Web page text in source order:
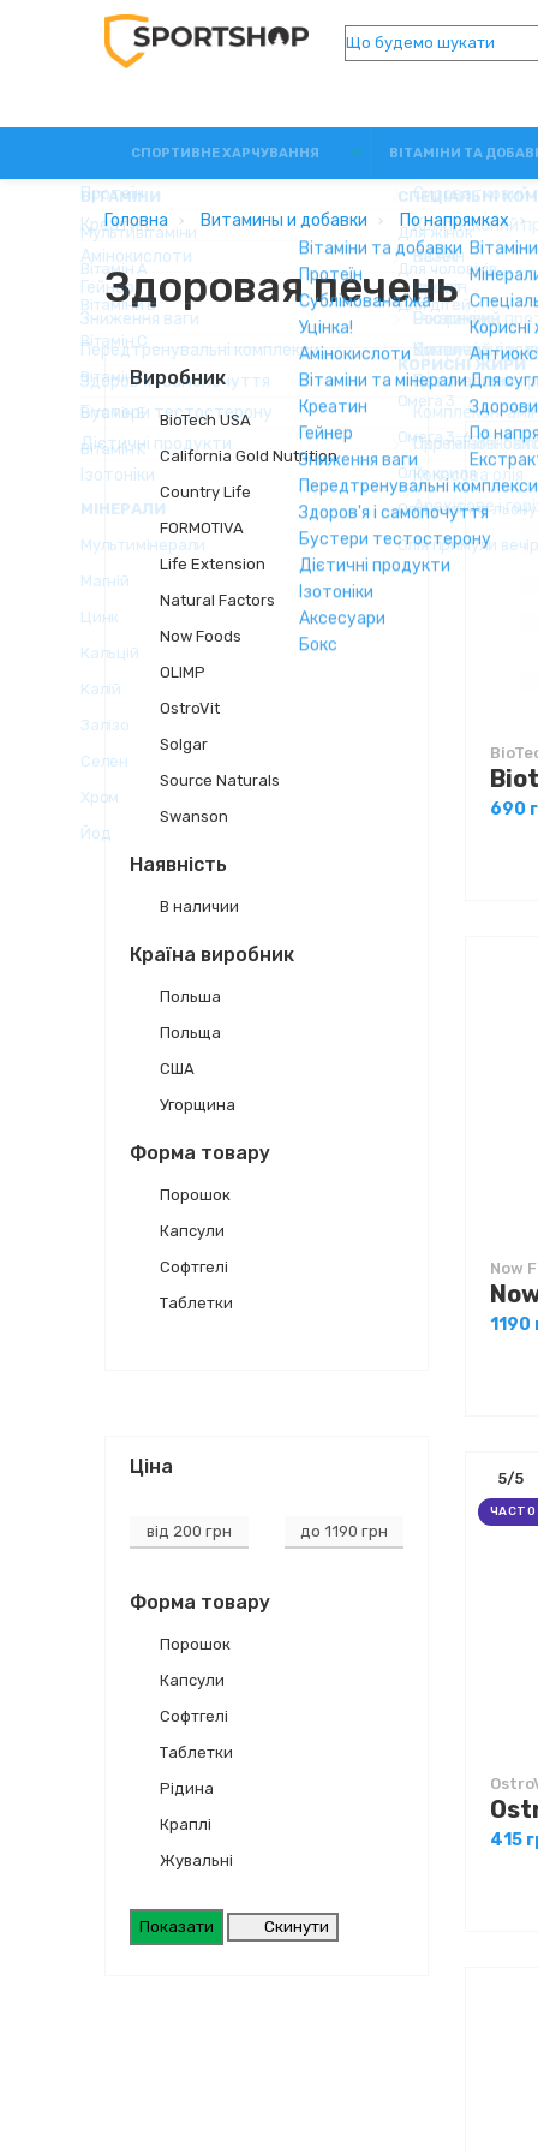
СПОРТИВНЕ ХАРЧУВАННЯ ВІТАМІНИ ТА
Головна Витамины и добавки По напрямках
Здоровая печень
Виробник
BioTech USA
California Gold Nutrition
Country Life
FORMOTIVA
Life Extension
Natural Factors
Now Foods
OLIMP
OstroVit
Solgar
Source Naturals
Swanson
Наявність
В наличии
Країна виробник
Польша
Польща
США
Угорщина
Форма товару
Порошок
Капсули
Софтгелі
Таблетки
Ціна
Форма товару
Порошок
Капсули
Софтгелі
Таблетки
Рідина
Краплі
Жувальні
Показати Скинути
690
Now
1190
5/5
ЧАСТО
415